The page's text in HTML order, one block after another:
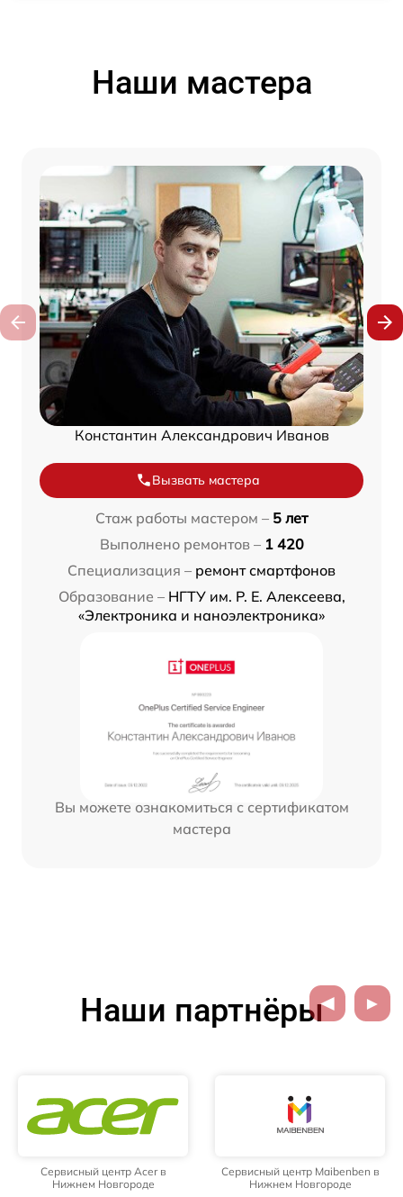
Наши мастера
Константин Александрович Иванов
Вызвать мастера
Стаж работы мастером – 5 лет
Выполнено ремонтов – 1 420
Специализация – ремонт смартфонов
Образование – НГТУ им. Р. Е. Алексеева,
«Электроника и наноэлектроника»
Вы можете ознакомиться с сертификатом
мастера
Наши партнёры
Сервисный центр Acer в
Нижнем Новгороде
Сервисный центр Maibenben в
Нижнем Новгороде